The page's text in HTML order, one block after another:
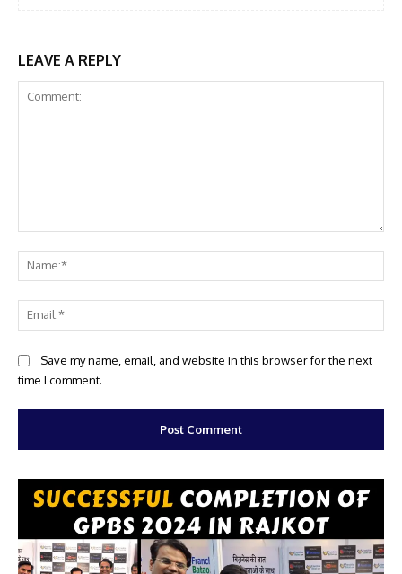
LEAVE A REPLY
Website:Save my name, email, and website in this browser for the next
time I comment.